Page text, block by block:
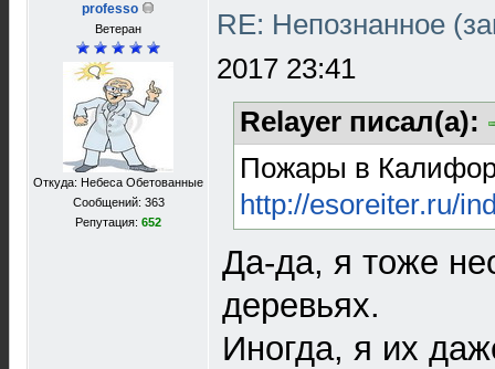
professo
Ветеран
Откуда: Небеса Обетованные
Сообщений: 363
Репутация: 652
RE: Непознанное
2017 23:41
Relayer писал(а):
Пожары в
http://esoreiter.ru/
Да-да, я тоже
деревьях.
Иногда, я их